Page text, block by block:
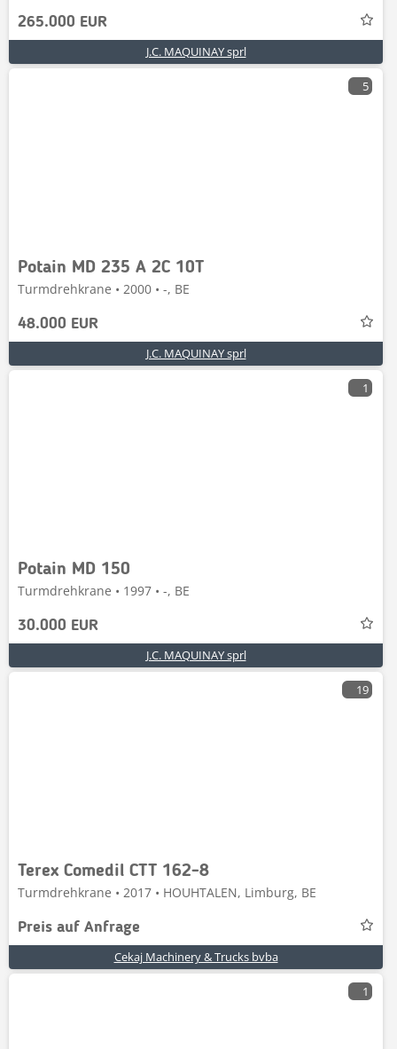
265.000 EUR
J.C. MAQUINAY sprl
5
Potain MD 235 A 2C 10T
Turmdrehkrane • 2000 • -, BE
48.000 EUR
J.C. MAQUINAY sprl
1
Potain MD 150
Turmdrehkrane • 1997 • -, BE
30.000 EUR
J.C. MAQUINAY sprl
19
Terex Comedil CTT 162-8
Turmdrehkrane • 2017 • HOUHTALEN, Limburg, BE
Preis auf Anfrage
Cekaj Machinery & Trucks bvba
1